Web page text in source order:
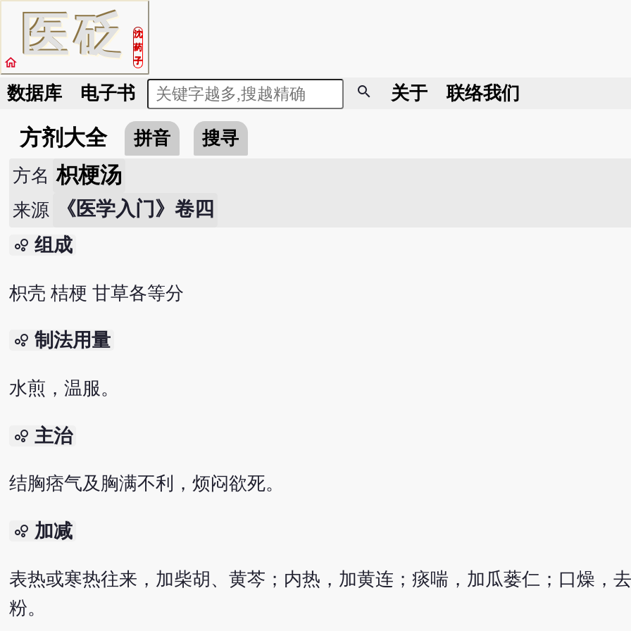
医砭
沈
药
子
home
数据库 电子书 search 关于 联络我们
方剂大全 拼音 搜寻
方名 枳梗汤
来源 《医学入门》卷四
bubble_chart 组成
枳壳 桔梗 甘草各等分
bubble_chart 制法用量
水煎，温服。
bubble_chart 主治
结胸痞气及胸满不利，烦闷欲死。
bubble_chart 加减
表热或寒热往来，加柴胡、黄芩；内热，加黄连；痰喘，加瓜蒌仁；口燥，
粉。